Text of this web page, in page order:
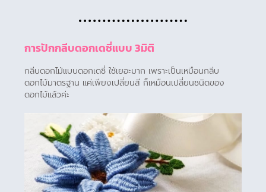
การปักกลีบดอกเดซี่แบบ 3มิติ
กลีบดอกไม้แบบดอกเดซี่ ใช้เยอะมาก เพราะเป็นเหมือนกลีบ
ดอกไม้มาตรฐาน แค่เพียงเปลี่ยนสี ก็เหมือนเปลี่ยนชนิดของ
ดอกไม้แล้วค่ะ